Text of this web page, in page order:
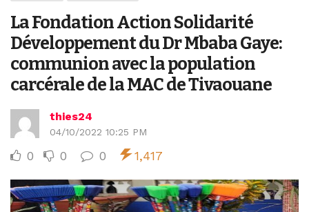
La Fondation Action Solidarité
Développement du Dr Mbaba Gaye:
communion avec la population
carcérale de la MAC de Tivaouane
thies24
04/10/2022 10:25 PM
0 0 0 1,417